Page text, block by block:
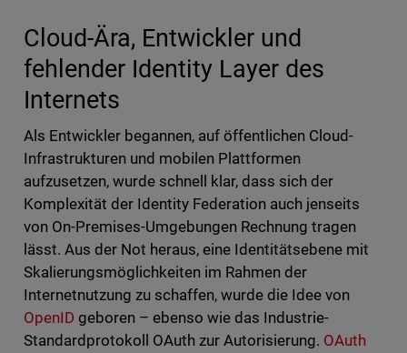
Cloud-Ära, Entwickler und
fehlender Identity Layer des
Internets
Als Entwickler begannen, auf öffentlichen Cloud-
Infrastrukturen und mobilen Plattformen
aufzusetzen, wurde schnell klar, dass sich der
Komplexität der Identity Federation auch jenseits
von On-Premises-Umgebungen Rechnung tragen
lässt. Aus der Not heraus, eine Identitätsebene mit
Skalierungsmöglichkeiten im Rahmen der
Internetnutzung zu schaffen, wurde die Idee von
OpenID geboren – ebenso wie das Industrie-
Standardprotokoll OAuth zur Autorisierung. OAuth